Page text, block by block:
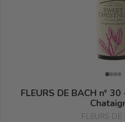
FLEURS DE BACH n°
FLEURS